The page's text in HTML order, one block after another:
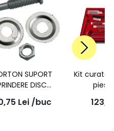
SUPORT
DISC
VOPSEA
150MM
Lei /buc
Kit
piese